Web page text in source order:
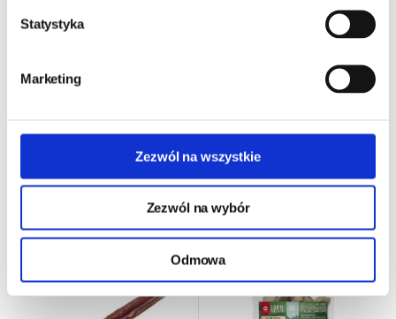
Statystyka
Marketing
Zezwól na wszystkie
Zezwól na wybór
Odmowa
PENISA - S 10cm
24h - cała Polska
DO KOSZYKA
futrem 50cm 2szt.
- towar na magazynie
8,00 zł/szt